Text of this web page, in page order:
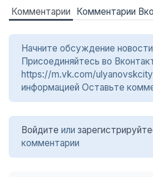
Комментарии Комментарии
Начните обсуждение
Присоединяйтесь во
https://m.vk.com/
информацией Оставьте
Войдите или
комментарии